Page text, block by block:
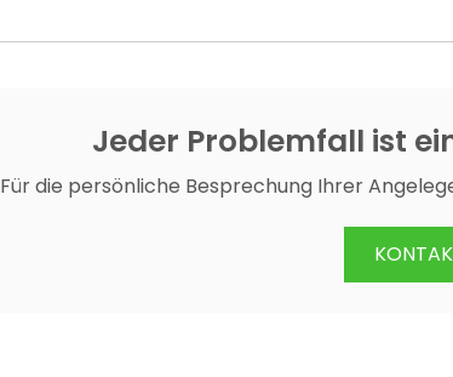
Jeder Problemfall ist
Für die persönliche Besprechung Ihrer